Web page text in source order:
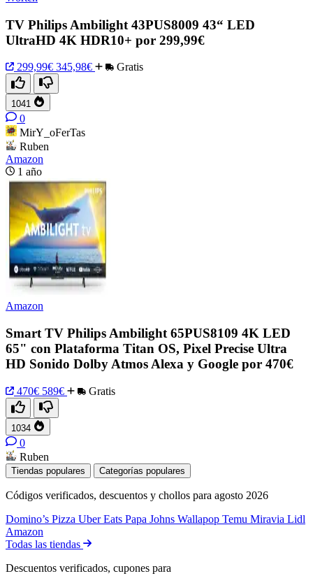
TV Philips Ambilight 43PUS8009 43“ LED
UltraHD 4K HDR10+ por 299,99€
299,99€ 345,98€ Gratis
1041
0
MirY_oFerTas
Ruben
Amazon
1 año
Amazon
Smart TV Philips Ambilight 65PUS8109 4K LED
65" con Plataforma Titan OS, Pixel Precise Ultra
HD Sonido Dolby Atmos Alexa y Google por 470€
470€ 589€ Gratis
1034
0
Ruben
Tiendas populares Categorías populares
Códigos verificados, descuentos y chollos para agosto 2026
Domino’s Pizza Uber Eats Papa Johns Wallapop Temu Miravia Lidl
Amazon
Todas las tiendas
Descuentos verificados, cupones para